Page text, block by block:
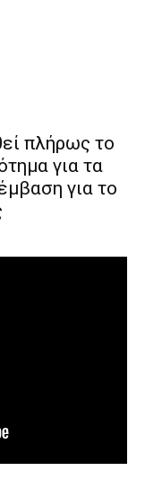
πλήρως το
για τα
για το